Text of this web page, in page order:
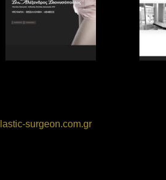
surgeon.com.gr